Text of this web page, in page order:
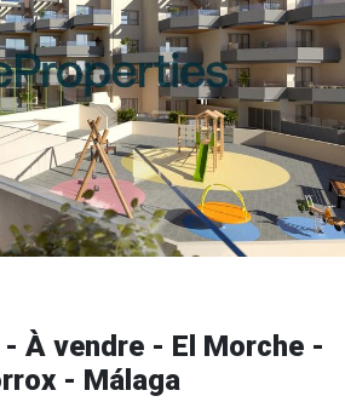
À vendre - El Morche -
- Málaga